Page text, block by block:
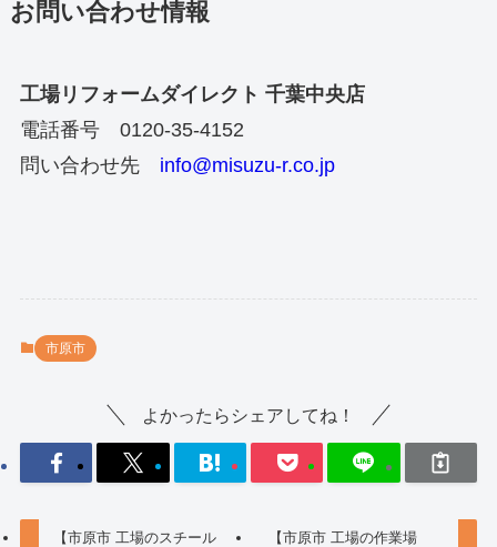
お問い合わせ情報
工場リフォームダイレクト 千葉中央店
電話番号 0120-35-4152
問い合わせ先 info@misuzu-r.co.jp
市原市
よかったらシェアしてね！
【市原市 工場のスチール
【市原市 工場の作業場